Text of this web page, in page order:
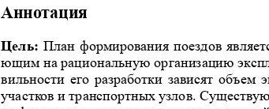
Аннотация
Цель: План формирования поездов
ющим на рациональную организацию
вильности его разработки зависят объем
участков и транспортных узлов.